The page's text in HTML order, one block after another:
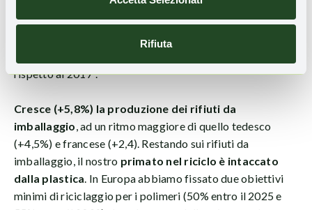
Rifiuta
“evidenziano come l’attuale primato dell’Italia, se non
migliora il suo trend troppo basso, potrebbe durare poco”,
si legge nel rapporto. Secondo ISPRA, poi, la
rispetto al 2017”.
Cresce (+5,8%) la produzione dei rifiuti da
imballaggio, ad un ritmo maggiore di quello tedesco
(+4,5%) e francese (+2,4). Restando sui rifiuti da
imballaggio, il nostro primato nel riciclo è intaccato
dalla plastica. In Europa abbiamo fissato due obiettivi
minimi di riciclaggio per i polimeri (50% entro il 2025 e